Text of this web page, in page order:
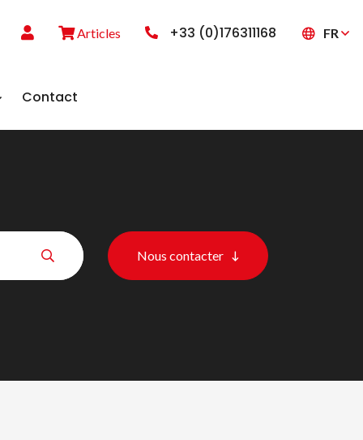
Articles +33 (0)176311168 FR
Contact
Nous contacter